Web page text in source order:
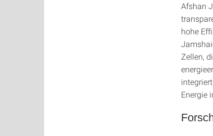
Afshan
hohe
Zellen,
Energie